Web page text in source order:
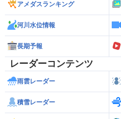
アメダスランキング
河川水位情報
長期予報
レーダーコンテンツ
雨雲レーダー
積雪レーダー